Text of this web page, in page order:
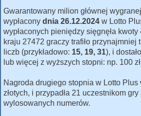
Gwarantowany milion głównej
wypłacony dnia 26.12.2024 w Lotto
wypłaconych pieniędzy sięgnęła kwoty
kraju 27472 graczy trafiło przynajmniej
liczb (przykładowo: 15, 19, 31), i
lub więcej z wyższych stopni: np. 100
Nagroda drugiego stopnia w Lotto Plus
złotych, i przypadła 21 uczestnikom
wylosowanych numerów.